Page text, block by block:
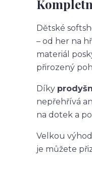
Dětské
– od her na
materiál
přirozený
Díky
nepřehřívá
na dotek a
Velkou
je můžete